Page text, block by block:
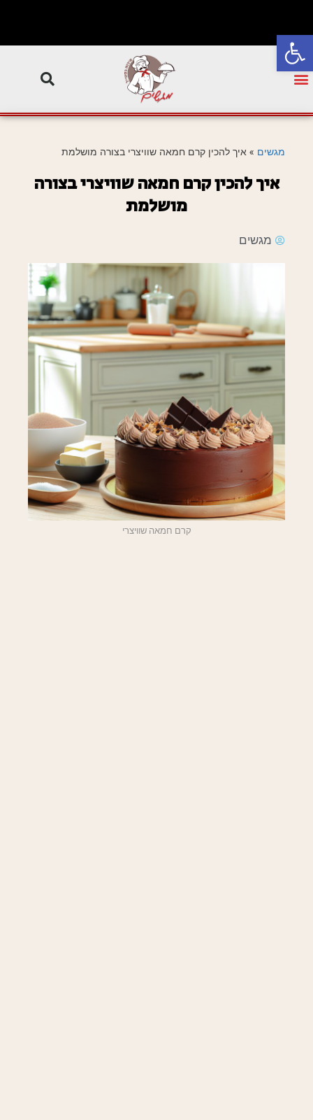
פתח סרגל נגישות
מגשים » איך להכין קרם חמאה שוויצרי בצורה מושלמת
איך להכין קרם חמאה שוויצרי בצורה
מושלמת
מגשים
קרם חמאה שוויצרי